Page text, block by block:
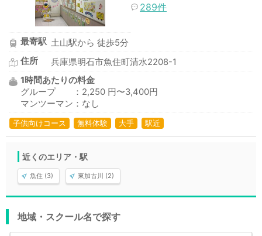
289件
最寄駅 土山駅から 徒歩5分
住所
兵庫県明石市魚住町清水2208-1
1時間あたりの料金
グループ ：2,250 円〜3,400円
マンツーマン：なし
子供向けコース 無料体験 大手 駅近
近くのエリア・駅
魚住 (3) 東加古川 (2)
地域・スクール名で探す